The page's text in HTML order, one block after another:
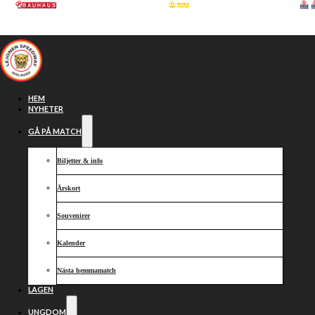
Hoppa till huvudinnehåll
HEM
NYHETER
GÅ PÅ MATCH
Biljetter & info
Årskort
Souvenirer
Kalender
Nästa hemmamatch
LAGEN
UNGDOM
Vi laddar om